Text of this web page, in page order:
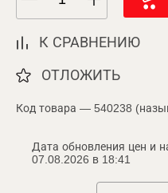
К СРАВНЕНИЮ
ОТЛОЖИТЬ
Код товара — 540238
Дата обновления цен и
07.08.2026 в 18:41